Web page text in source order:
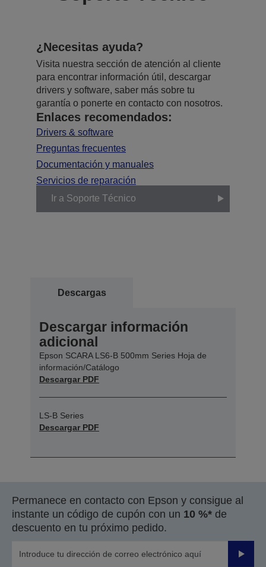
¿Necesitas ayuda?
Visita nuestra sección de atención al cliente
para encontrar información útil, descargar
drivers y software, saber más sobre tu
garantía o ponerte en contacto con nosotros.
Enlaces recomendados:
Drivers & software
Preguntas frecuentes
Documentación y manuales
Servicios de reparación
Ir a Soporte Técnico
Descargas
Descargar información
adicional
Epson SCARA LS6-B 500mm Series Hoja de
información/Catálogo
Descargar PDF
LS-B Series
Descargar PDF
Permanece en contacto con Epson y consigue al
instante un código de cupón con un 10 %* de
descuento en tu próximo pedido.
Enviar